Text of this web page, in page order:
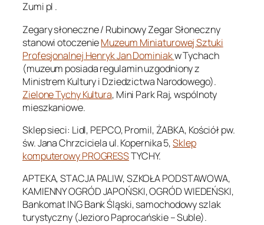
Zumi pl .
Zegary słoneczne / Rubinowy Zegar Słoneczny
stanowi otoczenieMuzeum Miniaturowej Sztuki
Profesjonalnej Henryk Jan Dominiakw Tychach
(muzeum posiada regulamin uzgodniony z
Ministrem Kultury i Dziedzictwa Narodowego).
Zielone Tychy Kultura, Mini Park Raj, wspólnoty
mieszkaniowe.
Sklep sieci: Lidl, PEPCO, Promil, ŻABKA, Kościół pw.
św. Jana Chrzciciela ul. Kopernika 5,Sklep
komputerowy PROGRESSTYCHY.
APTEKA, STACJA PALIW, SZKOŁA PODSTAWOWA,
KAMIENNY OGRÓD JAPOŃSKI, OGRÓD WIEDEŃSKI,
Bankomat ING Bank Śląski, samochodowy szlak
turystyczny (Jezioro Paprocańskie – Suble).